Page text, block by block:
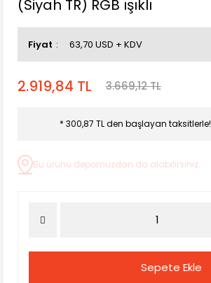
(Siyah TR) RGB ışıklı
Fiyat 63,70 USD + KDV
2.919,84 TL 3.669,12 TL
* 300,87 TL den başlayan taksitlerle!
Bu ürünü depomuzdan da alabilirsiniz.
Sepete Ekle